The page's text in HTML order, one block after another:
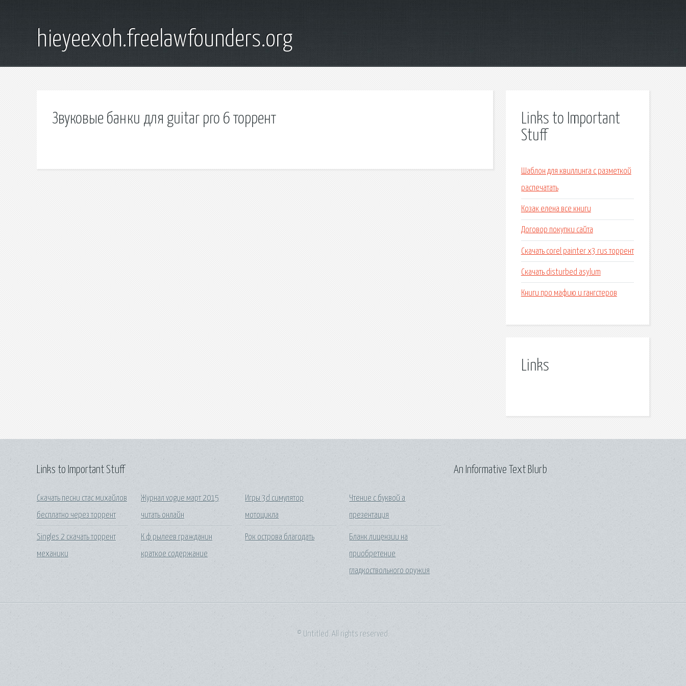
hieyeexoh.freelawfounders.org
Звуковые банки для guitar pro 6 торрент
Links to Important
Stuff
Шаблон для квиллинга с разметкой
распечатать
Козак елена все книги
Договор покупки сайта
Скачать corel painter x3 rus торрент
Скачать disturbed asylum
Книги про мафию и гангстеров
Links
Links to Important Stuff
Скачать песни стас михайлов
бесплатно через торрент
Singles 2 скачать торрент
механики
Журнал vogue март 2015
читать онлайн
К ф рылеев гражданин
краткое содержание
Игры 3d симулятор
мотоцикла
Рок острова благодать
Чтение с буквой а
презентация
Бланк лицензии на
приобретение
гладкоствольного оружия
An Informative Text Blurb
© Untitled. All rights reserved.